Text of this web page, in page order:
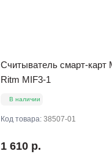
Считыватель смарт-карт
Ritm MIF3-1
В наличии
Код товара: 38507-01
1 610 р.